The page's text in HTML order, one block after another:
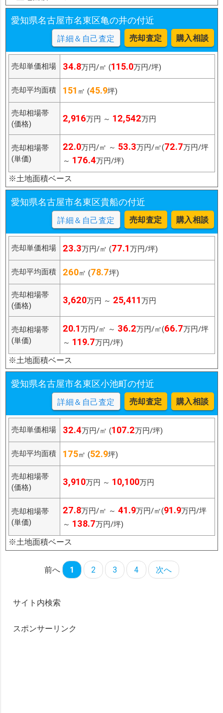
愛知県名古屋市名東区亀の井の付近
詳細＆自己査定 売却査定 購入相談
売却単価相場 34.8万円/㎡ (115.0万円/坪)
売却平均面積 151 ㎡ (45.9坪)
売却相場帯
(価格)
2,916万円 ～ 12,542万円
売却相場帯
(単価)
22.0万円/㎡ ～ 53.3万円/㎡(72.7万円/坪
～ 176.4万円/坪)
※土地面積ベース
愛知県名古屋市名東区貴船の付近
詳細＆自己査定 売却査定 購入相談
売却単価相場 23.3万円/㎡ (77.1万円/坪)
売却平均面積 260㎡ (78.7坪)
売却相場帯
(価格)
3,620万円 ～ 25,411万円
売却相場帯
(単価)
20.1万円/㎡ ～ 36.2万円/㎡(66.7万円/坪
～ 119.7万円/坪)
※土地面積ベース
愛知県名古屋市名東区小池町の付近
詳細＆自己査定 売却査定 購入相談
売却単価相場 32.4万円/㎡ (107.2万円/坪)
売却平均面積 175㎡ (52.9坪)
売却相場帯
(価格)
3,910万円 ～ 10,100万円
売却相場帯
(単価)
27.8万円/㎡ ～ 41.9万円/㎡(91.9万円/坪
～ 138.7万円/坪)
※土地面積ベース
前へ 1 2 3 4 次へ
サイト内検索
スポンサーリンク